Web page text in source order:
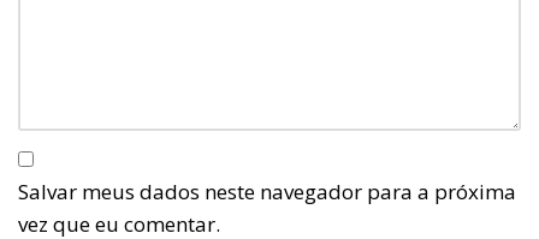
Salvar meus dados neste navegador para a próxima
vez que eu comentar.